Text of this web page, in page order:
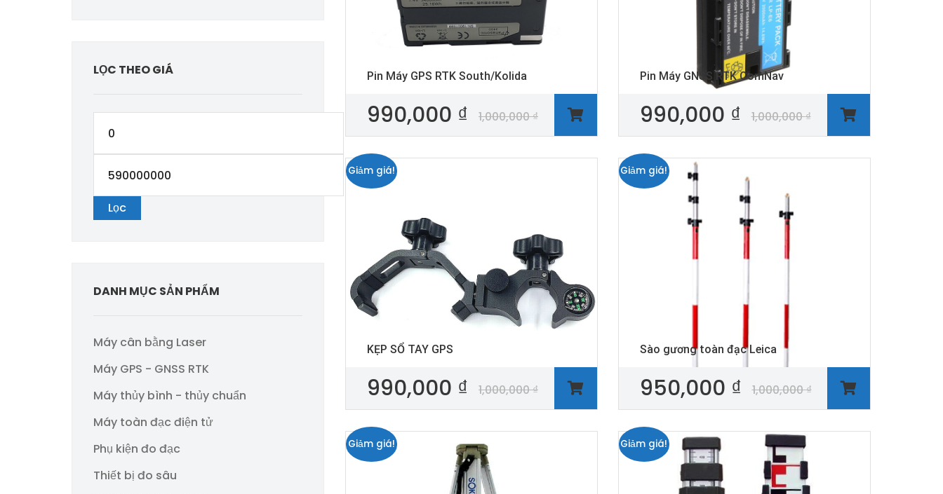
LỌC THEO GIÁ
nhất
nhấtLọc
DANH MỤC SẢN PHẨM
Máy cân bằng Laser
Máy GPS - GNSS RTK
Máy thủy bình - thủy chuẩn
Máy toàn đạc điện tử
Phụ kiện đo đạc
Thiết bị đo sâu
Pin Máy GPS RTK South/Kolida
1,000,000₫
990,000 ₫
Pin Máy GNSS RTK ComNav
1,000,000₫
990,000 ₫
Giảm giá!
KẸP SỔ TAY GPS
1,000,000₫
990,000 ₫
Giảm giá!
Sào gương toàn đạc Leica
1,000,000₫
950,000 ₫
Giảm giá! Giảm giá!